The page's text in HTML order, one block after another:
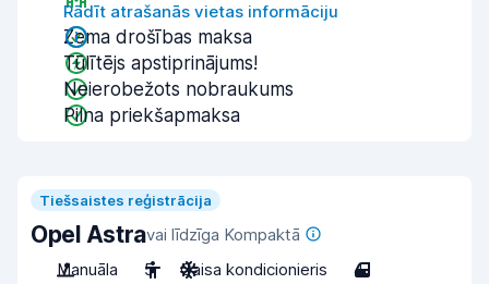
Rādīt atrašanās vietas informāciju
Zema drošības maksa
Tūlītējs apstiprinājums!
Neierobežots nobraukums
Pilna priekšapmaksa
Tiešsaistes reģistrācija
Opel Astravai līdzīga Kompaktā
Manuāla
5 Gaisa kondicionieris 4